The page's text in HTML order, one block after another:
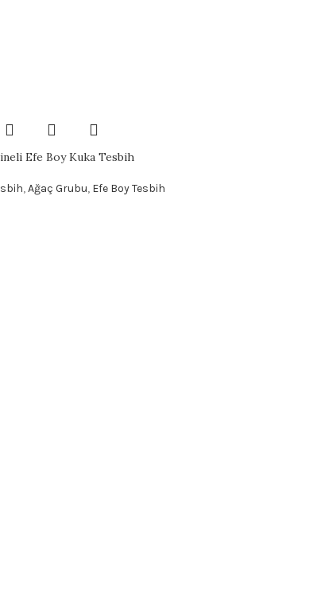
Efe Boy Kuka Tesbih
, Ağaç Grubu, Efe Boy Tesbih